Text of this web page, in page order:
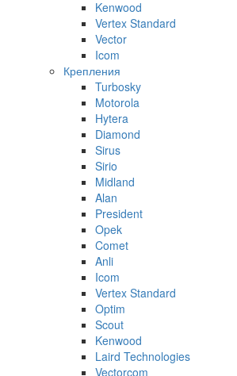
Kenwood
Vertex Standard
Vector
Icom
Крепления
Turbosky
Motorola
Hytera
Diamond
Sirus
Sirio
Midland
Alan
President
Opek
Comet
Anli
Icom
Vertex Standard
Optim
Scout
Kenwood
Laird Technologies
Vectorcom